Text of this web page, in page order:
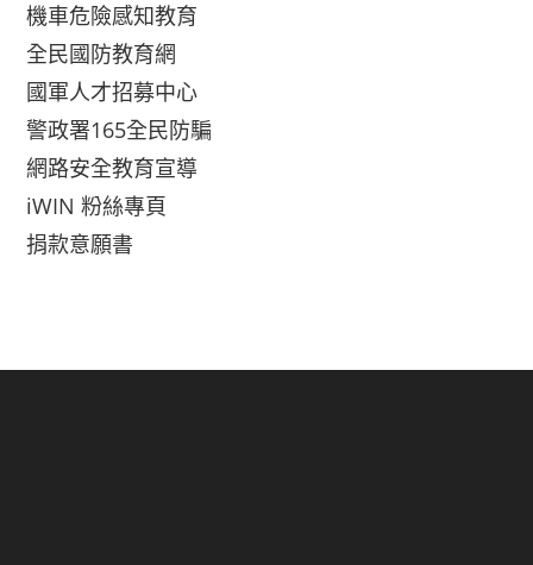
機車危險感知教育
全民國防教育網
國軍人才招募中心
警政署165全民防騙
網路安全教育宣導
iWIN 粉絲專頁
捐款意願書